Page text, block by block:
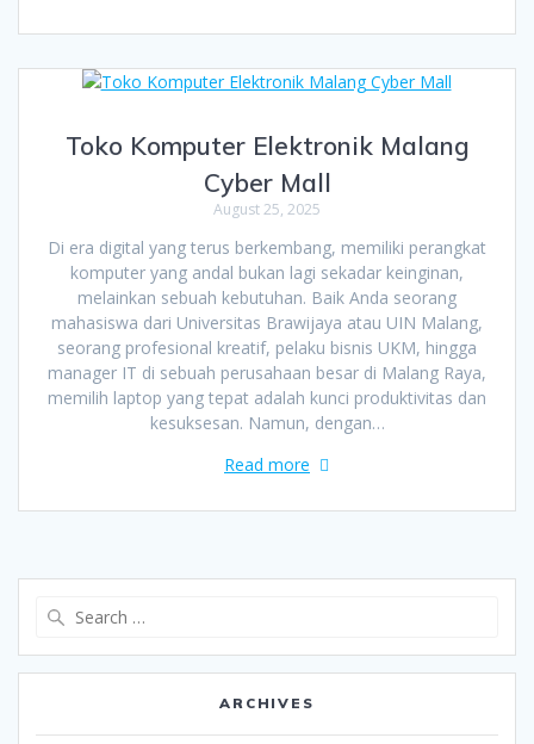
Toko Komputer Elektronik Malang
Cyber Mall
August 25, 2025
Di era digital yang terus berkembang, memiliki perangkat
komputer yang andal bukan lagi sekadar keinginan,
melainkan sebuah kebutuhan. Baik Anda seorang
mahasiswa dari Universitas Brawijaya atau UIN Malang,
seorang profesional kreatif, pelaku bisnis UKM, hingga
manager IT di sebuah perusahaan besar di Malang Raya,
memilih laptop yang tepat adalah kunci produktivitas dan
kesuksesan. Namun, dengan…
Read more
ARCHIVES